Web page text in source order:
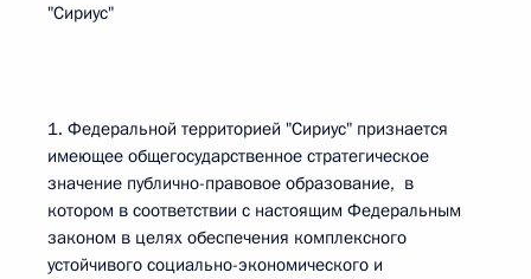
"Сириус"
1. Федеральной территорией "Сириус" признается
имеющее общегосударственное стратегическое
значение публично-правовое образование, в
котором в соответствии с настоящим Федеральным
законом в целях обеспечения комплексного
устойчивого социально-экономического и